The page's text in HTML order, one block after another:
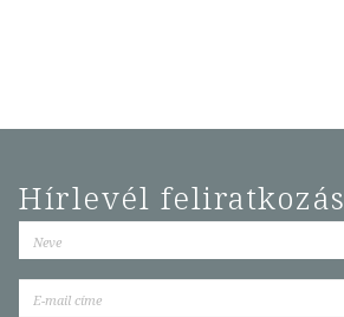
Hírlevél feliratkozás